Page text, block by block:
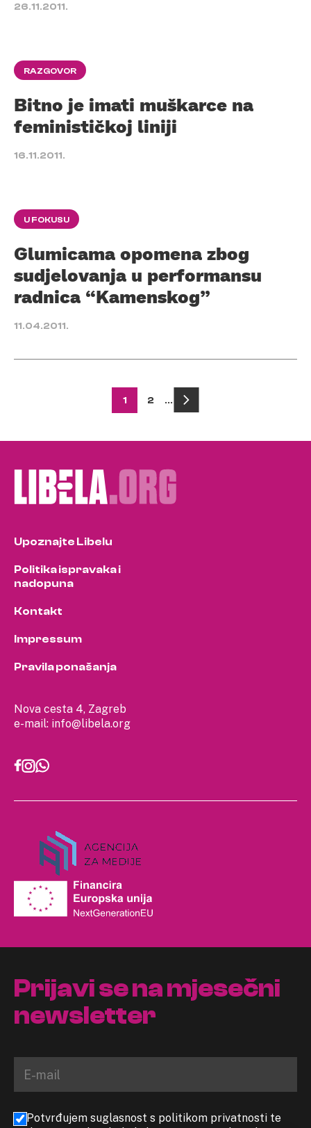
26.11.2011.
RAZGOVOR
Bitno je imati muškarce na
feminističkoj liniji
16.11.2011.
U FOKUSU
Glumicama opomena zbog
sudjelovanja u performansu
radnica “Kamenskog”
11.04.2011.
pagination
1 2 …
Nova cesta 4, Zagreb
e-mail: info@libela.org
Upoznajte Libelu
Politika ispravaka i
nadopuna
Kontakt
Impressum
Pravila ponašanja
Prijavi se na mjesečni
newsletter
Potvrđujem suglasnost s politikom privatnosti te